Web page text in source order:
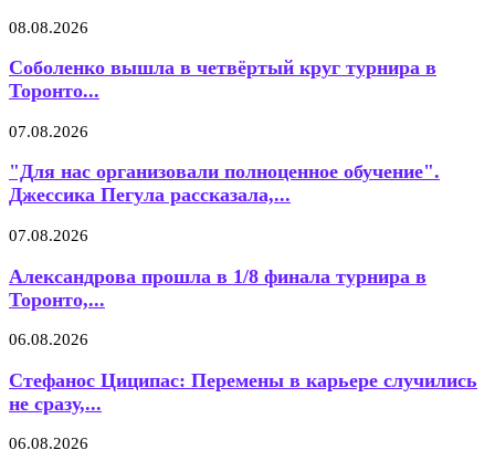
08.08.2026
Соболенко вышла в четвёртый круг турнира в
Торонто...
07.08.2026
"Для нас организовали полноценное обучение".
Джессика Пегула рассказала,...
07.08.2026
Александрова прошла в 1/8 финала турнира в
Торонто,...
06.08.2026
Стефанос Циципас: Перемены в карьере случились
не сразу,...
06.08.2026